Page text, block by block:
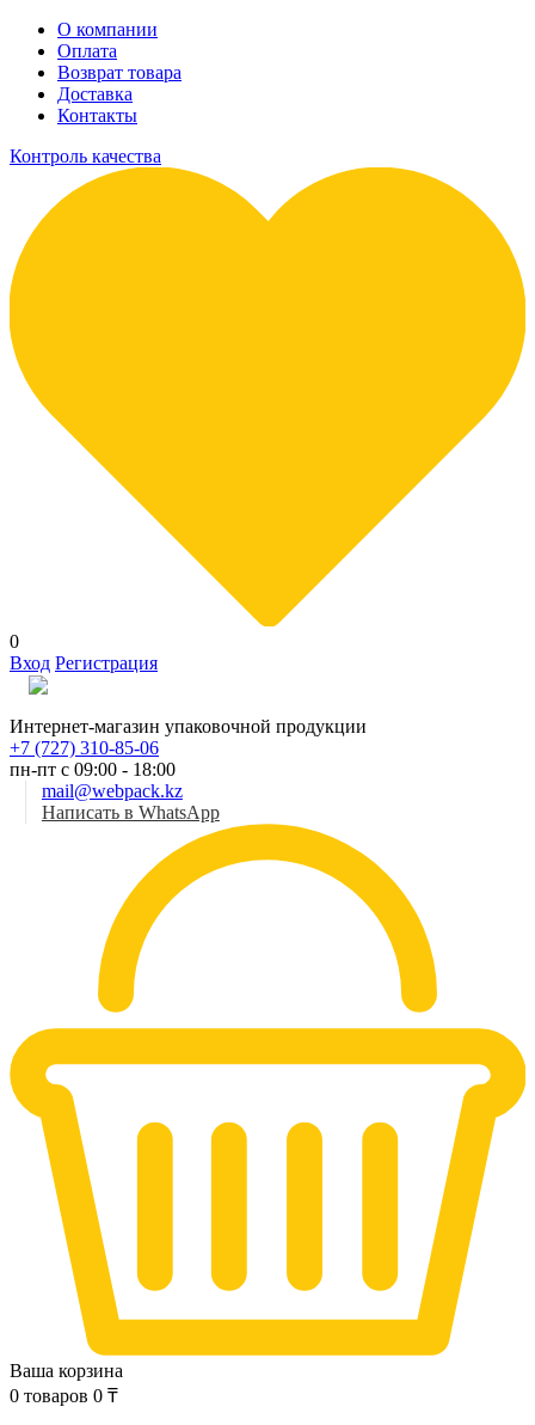
О компании
Оплата
Возврат товара
Доставка
Контакты
Контроль качества
0
Вход Регистрация
Интернет-магазин упаковочной продукции
+7 (727) 310-85-06
пн-пт с 09:00 - 18:00
mail@webpack.kz
Написать в WhatsApp
Ваша корзина
0 товаров 0 ₸